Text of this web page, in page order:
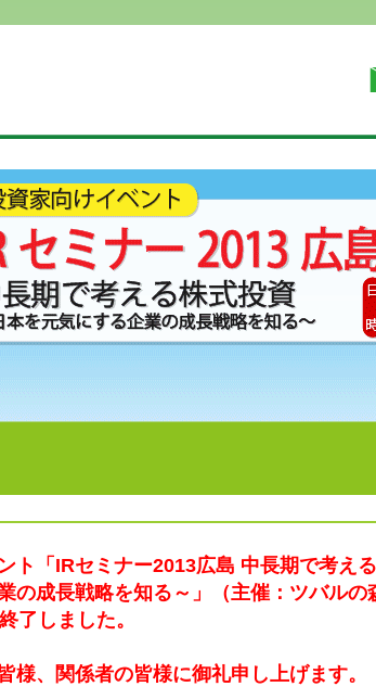
ト「IRセミナー2013広島 中長期で考え
の成長戦略を知る～」（主催：ツバルの
了しました。
様、関係者の皆様に御礼申し上げます。